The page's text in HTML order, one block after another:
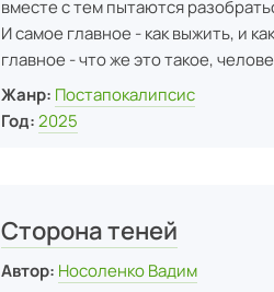
вместе с тем пытаются
И самое главное - как выжить, и
главное - что же это такое,
Жанр: Постапокалипсис
Год: 2025
Сторона теней
Автор: Носоленко Вадим